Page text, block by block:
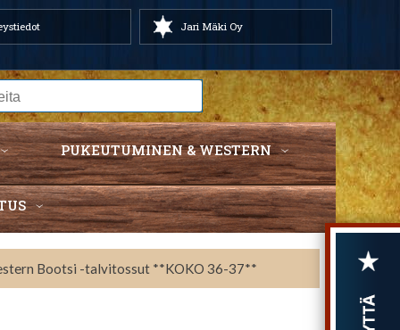
Jari Mäki Oy
PUKEUTUMINEN & WESTERN
Bootsi -talvitossut **KOKO 36-37**